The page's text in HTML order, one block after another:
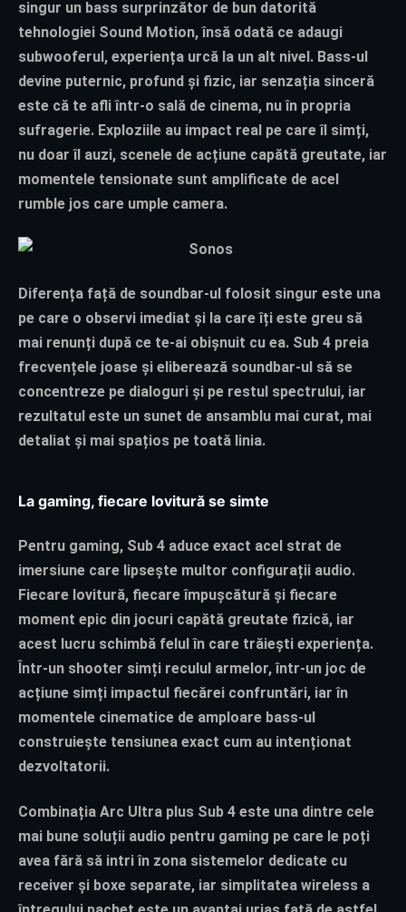
singur un bass surprinzător de bun datorită
tehnologiei Sound Motion, însă odată ce adaugi
subwooferul, experiența urcă la un alt nivel. Bass-ul
devine puternic, profund și fizic, iar senzația sinceră
este că te afli într-o sală de cinema, nu în propria
sufragerie. Exploziile au impact real pe care îl simți,
nu doar îl auzi, scenele de acțiune capătă greutate, iar
momentele tensionate sunt amplificate de acel
rumble jos care umple camera.
Diferența față de soundbar-ul folosit singur este una
pe care o observi imediat și la care îți este greu să
mai renunți după ce te-ai obișnuit cu ea. Sub 4 preia
frecvențele joase și eliberează soundbar-ul să se
concentreze pe dialoguri și pe restul spectrului, iar
rezultatul este un sunet de ansamblu mai curat, mai
detaliat și mai spațios pe toată linia.
La gaming, fiecare lovitură se simte
Pentru gaming, Sub 4 aduce exact acel strat de
imersiune care lipsește multor configurații audio.
Fiecare lovitură, fiecare împușcătură și fiecare
moment epic din jocuri capătă greutate fizică, iar
acest lucru schimbă felul în care trăiești experiența.
Într-un shooter simți reculul armelor, într-un joc de
acțiune simți impactul fiecărei confruntări, iar în
momentele cinematice de amploare bass-ul
construiește tensiunea exact cum au intenționat
dezvoltatorii.
Combinația Arc Ultra plus Sub 4 este una dintre cele
mai bune soluții audio pentru gaming pe care le poți
avea fără să intri în zona sistemelor dedicate cu
receiver și boxe separate, iar simplitatea wireless a